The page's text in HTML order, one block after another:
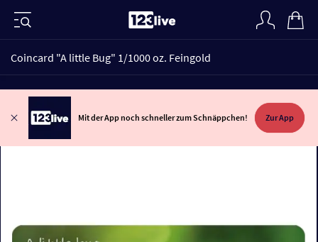
Coincard "A little Bug" 1/1000 oz. Feingold
Mit der App noch schneller zum Schnäppchen! Zur App